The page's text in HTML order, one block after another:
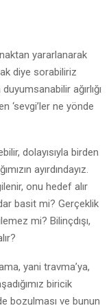
yararlanarak
diye sorabiliriz
ağırlığı
‘sevgi’ler ne yönde
dolayısıyla birden
ayırdındayız.
onu hedef alır
basit mi? Gerçeklik
mi? Bilinçdışı,
yani travma’ya,
biricik
bozulması ve bunun